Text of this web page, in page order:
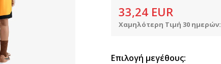
33,24 EUR
Χαμηλότερη Τιμή 30 ημερών:
Επιλογή μεγέθους: